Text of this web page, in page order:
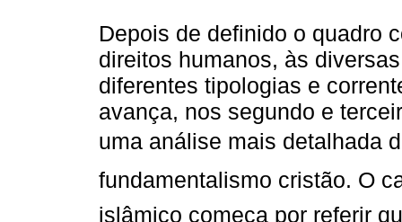
Depois de definido o quadro
direitos humanos, às
diferentes tipologias e
avança, nos segundo e
uma análise mais detalhada
fundamentalismo cristão. O
islâmico começa por referir